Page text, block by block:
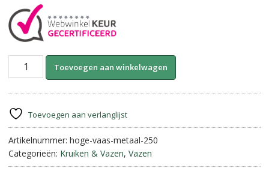
Vase
Metalen
Design
Vaas
aantal
Toevoegen aan winkelwagen
n
i
Toevoegen aan verlanglijst
Artikelnummer: hoge-vaas-metaal-250
Categorieën: Kruiken & Vazen, Vazen